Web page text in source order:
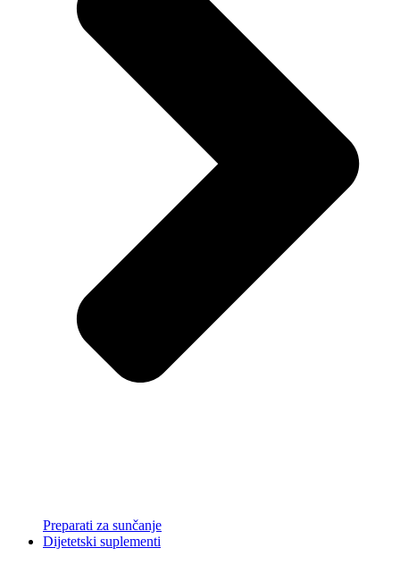
Preparati za sunčanje
Dijetetski suplementi